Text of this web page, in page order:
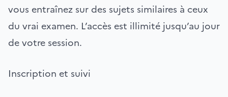
vous entraînez sur des sujets similaires à ceux
du vrai examen. L’accès est illimité jusqu’au jour
de votre session.
Inscription et suivi